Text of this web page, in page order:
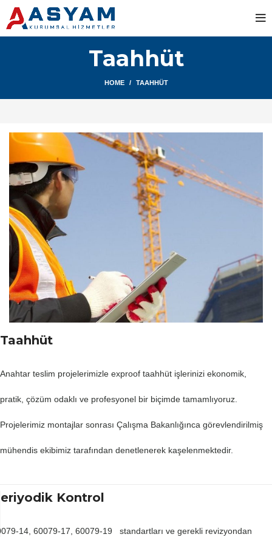
Taahhüt
HOME TAAHHÜT
Taahhüt
Anahtar teslim projelerimizle exproof taahhüt işlerinizi ekonomik,
pratik, çözüm odaklı ve profesyonel bir biçimde tamamlıyoruz.
Projelerimiz montajlar sonrası Çalışma Bakanlığınca görevlendirilmiş
mühendis ekibimiz tarafından denetlenerek kaşelenmektedir.
Kontrol
14, 60079-17, 60079-19 standartları ve gerekli revizyondan